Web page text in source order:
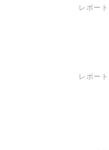
レポート
レポート